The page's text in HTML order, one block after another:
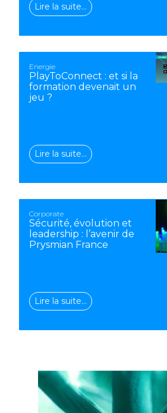
Lire la suite…
Energie
PlayToConnect : et si la
formation devenait un
jeu ?
Lire la suite…
Corporate
Sécurité, évolution et
leadership : l’avenir de
Prysmian France
Lire la suite…